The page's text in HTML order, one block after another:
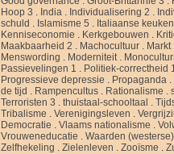
Hoop 3 . India . Individualisering 2 .
schuld . Islamisme 5 . Italiaanse keuken
Kenniseconomie . Kerkgebouwen .
Maakbaarheid 2 . Machocultuur . Markt
Menswording . Moderniteit.
Passievelingen 1 . Politiek-correctheid
Progressieve depressie . Propaganda .
de tijd . Rampencultus . Rationalisme .
Terroristen 3 .thuistaal-schooltaal .
Tribalisme .Verenigingsleven .
Democratie .Vlaams nationalisme .
Vrouweneducatie .Waarden (westerse)
Zelfhekeling .Zielenleven .Zooïsme .